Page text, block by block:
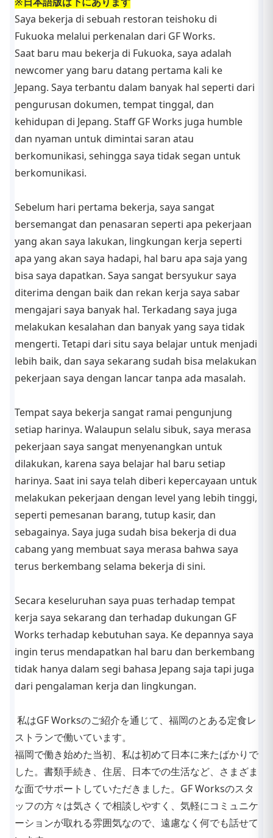
Saya bekerja di sebuah restoran teishoku di
Fukuoka melalui perkenalan dari GF Works.
Saat baru mau bekerja di Fukuoka, saya adalah
newcomer yang baru datang pertama kali ke
Jepang. Saya terbantu dalam banyak hal seperti dari
pengurusan dokumen, tempat tinggal, dan
kehidupan di Jepang. Staff GF Works juga humble
dan nyaman untuk dimintai saran atau
berkomunikasi, sehingga saya tidak segan untuk
berkomunikasi.
Sebelum hari pertama bekerja, saya sangat
bersemangat dan penasaran seperti apa pekerjaan
yang akan saya lakukan, lingkungan kerja seperti
apa yang akan saya hadapi, hal baru apa saja yang
bisa saya dapatkan. Saya sangat bersyukur saya
diterima dengan baik dan rekan kerja saya sabar
mengajari saya banyak hal. Terkadang saya juga
melakukan kesalahan dan banyak yang saya tidak
mengerti. Tetapi dari situ saya belajar untuk menjadi
lebih baik, dan saya sekarang sudah bisa melakukan
pekerjaan saya dengan lancar tanpa ada masalah.
Tempat saya bekerja sangat ramai pengunjung
setiap harinya. Walaupun selalu sibuk, saya merasa
pekerjaan saya sangat menyenangkan untuk
dilakukan, karena saya belajar hal baru setiap
harinya. Saat ini saya telah diberi kepercayaan untuk
melakukan pekerjaan dengan level yang lebih tinggi,
seperti pemesanan barang, tutup kasir, dan
sebagainya. Saya juga sudah bisa bekerja di dua
cabang yang membuat saya merasa bahwa saya
terus berkembang selama bekerja di sini.
Secara keseluruhan saya puas terhadap tempat
kerja saya sekarang dan terhadap dukungan GF
Works terhadap kebutuhan saya. Ke depannya saya
ingin terus mendapatkan hal baru dan berkembang
tidak hanya dalam segi bahasa Jepang saja tapi juga
dari pengalaman kerja dan lingkungan.
私はGF Worksのご紹介を通じて、福岡のとある定食レ
ストランで働いています。
福岡で働き始めた当初、私は初めて日本に来たばかりで
した。書類手続き、住居、日本での生活など、さまざま
な面でサポートしていただきました。GF Worksのスタ
ッフの方々は気さくで相談しやすく、気軽にコミュニケ
ーションが取れる雰囲気なので、遠慮なく何でも話せて